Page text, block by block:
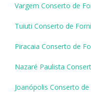
Vargem Conserto de
Tuiuti Conserto de
Piracaia Conserto de
Nazaré Paulista
Joanópolis Conserto